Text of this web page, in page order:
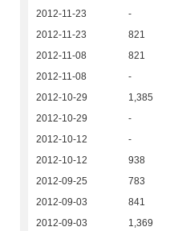
2012-11-23
-
2012-11-23
821
2012-11-08
821
2012-11-08
-
2012-10-29
1,385
2012-10-29
-
2012-10-12
-
2012-10-12
938
2012-09-25
783
2012-09-03
841
2012-09-03
1,369